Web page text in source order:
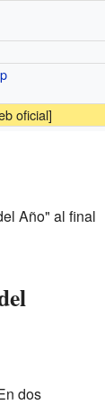
oficial]
Año" al final
dos